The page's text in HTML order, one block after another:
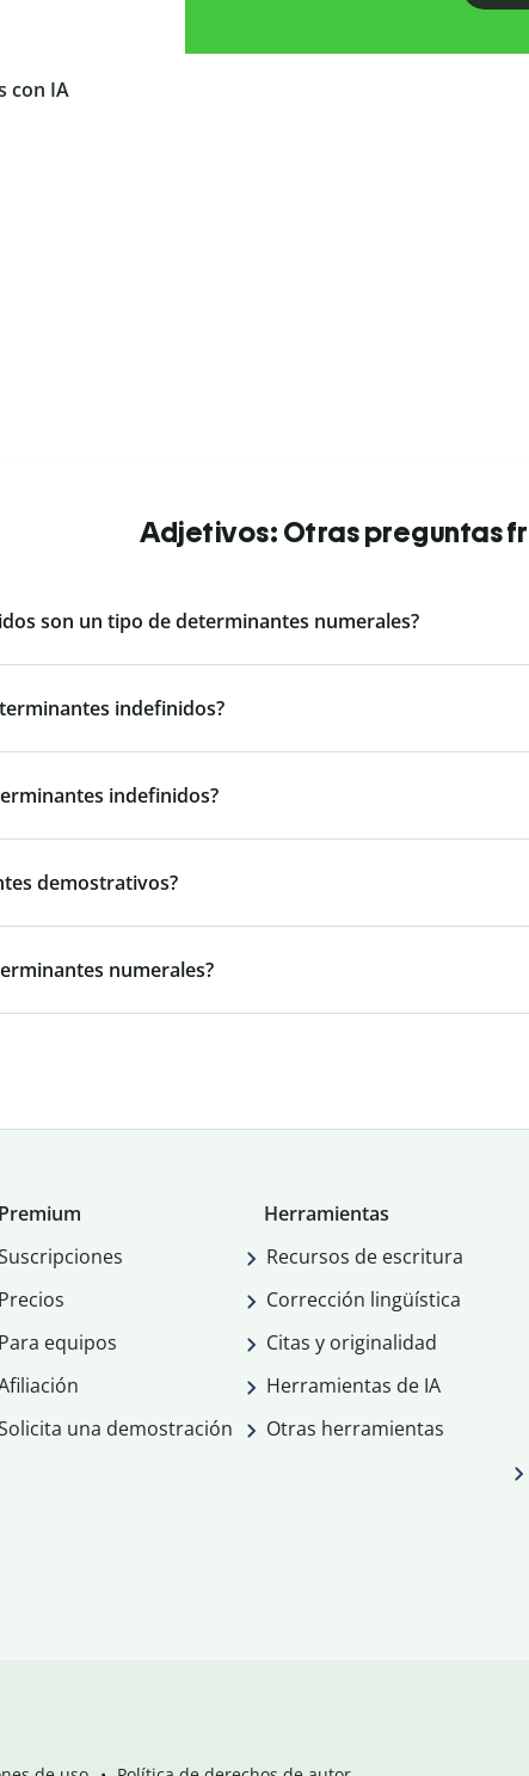
con IA
Adjetivos: Otras preguntas
son un tipo de determinantes numerales?
indefinidos?
indefinidos?
demostrativos?
numerales?
Premium
Precios
Para equipos
una demostración
Herramientas
Recursos de escritura
Corrección lingüística
Citas y originalidad
Herramientas de IA
Otras herramientas